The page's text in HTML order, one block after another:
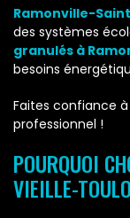
Ramonville-
des systèmes
granulés à
besoins
Faites confiance à
professionnel !
POURQUOI
VIEILLE-